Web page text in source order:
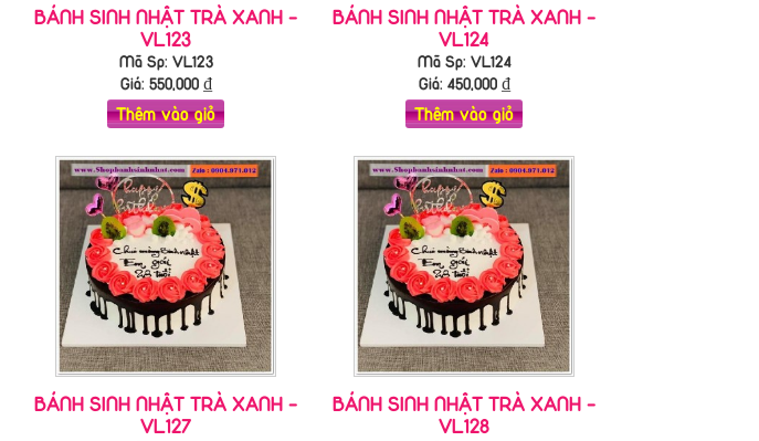
BÁNH SINH NHẬT TRÀ XANH -
VL123
Mã Sp: VL123
Giá: 550,000₫
Thêm vào giỏ
BÁNH SINH NHẬT TRÀ XANH -
VL124
Mã Sp: VL124
Giá: 450,000₫
Thêm vào giỏ
BÁNH SINH NHẬT TRÀ XANH -
VL127
BÁNH SINH NHẬT TRÀ XANH -
VL128